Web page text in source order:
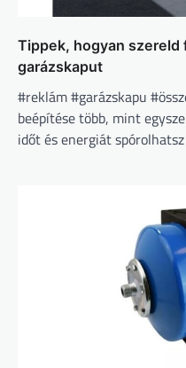
Tippek, hogyan szereld
garázskaput
#reklám #garázskapu
beépítése több, mint
időt és energiát